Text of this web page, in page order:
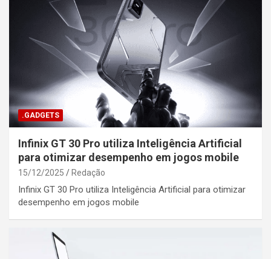
.GADGETS
Infinix GT 30 Pro utiliza Inteligência Artificial
para otimizar desempenho em jogos mobile
15/12/2025 Redação
Infinix GT 30 Pro utiliza Inteligência Artificial para otimizar
desempenho em jogos mobile